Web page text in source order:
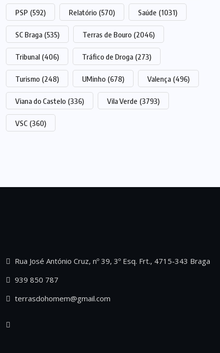
PSP (592) Relatório (570) Saúde (1031)
SC Braga (535) Terras de Bouro (2046)
Tribunal (406) Tráfico de Droga (273)
Turismo (248) UMinho (678) Valença (496)
Viana do Castelo (336) Vila Verde (3793)
VSC (360)
Rua José António Cruz, nº 39, 3º Esq. Frt., 4715-343 Braga
939 850 787
terrasdohomem@gmail.com